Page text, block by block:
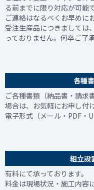
る前までに限り対応が可能で
ご連絡はなるべくお早めに
受注生産品につきましては
っておりません。何卒ご了
各種
ご各種書類（納品書・請求
場合は、お気軽にお申し付
電子形式（メール・PDF・
組立設
有料にて承っております。
料金は現場状況・施工内容